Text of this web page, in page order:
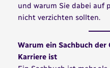
und warum Sie dabei auf
nicht verzichten sollten.
Warum ein Sachbuch
Karriere ist